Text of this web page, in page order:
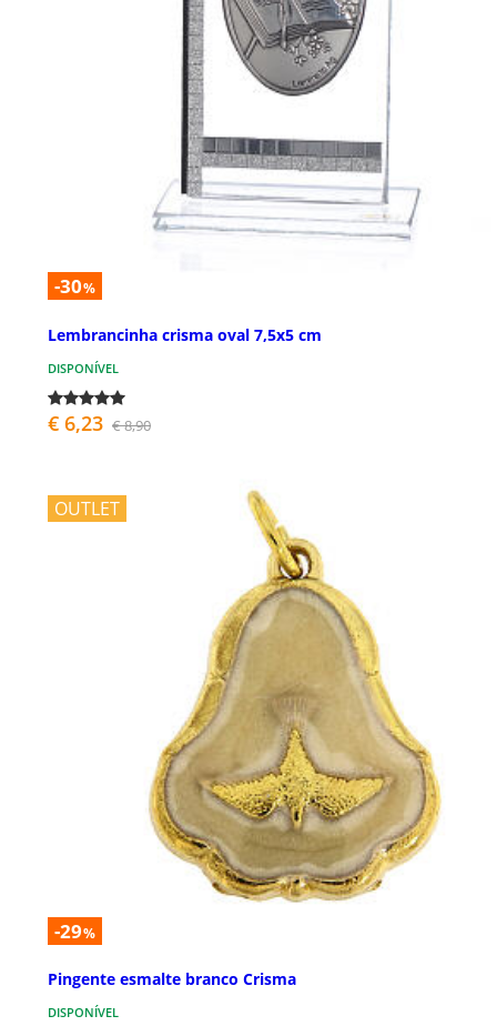
-30%
Lembrancinha crisma oval 7,5x5 cm
DISPONÍVEL
€ 6,23 € 8,90
OUTLET
-29%
Pingente esmalte branco Crisma
DISPONÍVEL